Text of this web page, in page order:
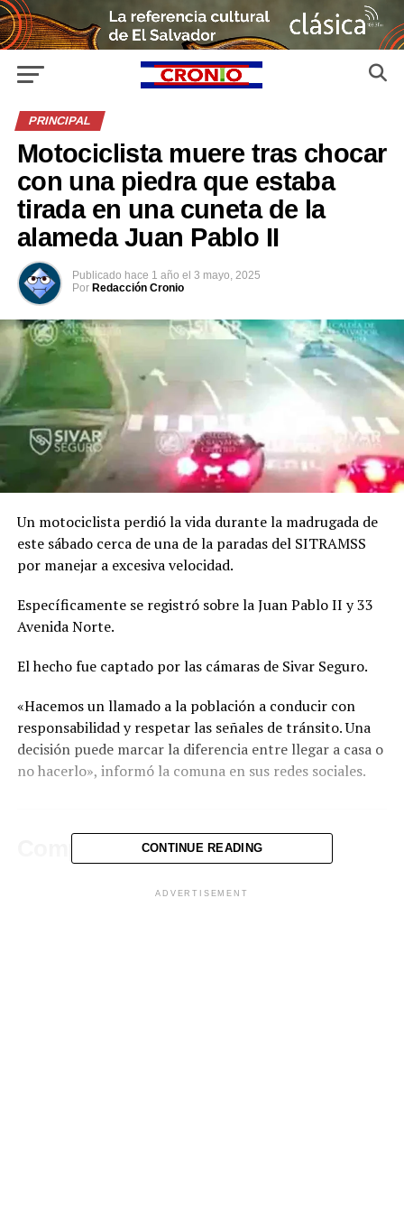
PRINCIPAL
Motociclista muere tras chocar
con una piedra que estaba
tirada en una cuneta de la
alameda Juan Pablo II
Publicado hace 1 año el 3 mayo, 2025
Por Redacción Cronio
Un motociclista perdió la vida durante la madrugada de
este sábado cerca de una de la paradas del SITRAMSS
por manejar a excesiva velocidad.
Específicamente se registró sobre la Juan Pablo II y 33
Avenida Norte.
El hecho fue captado por las cámaras de Sivar Seguro.
«Hacemos un llamado a la población a conducir con
responsabilidad y respetar las señales de tránsito. Una
decisión puede marcar la diferencia entre llegar a casa o
no hacerlo», informó la comuna en sus redes sociales.
Comparte esto:CONTINUE READING
ADVERTISEMENT